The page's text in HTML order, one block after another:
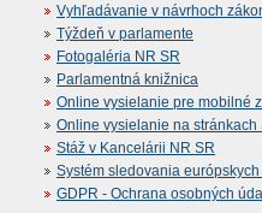
Vyhľadávanie v návrhoch
Týždeň v parlamente
Fotogaléria NR SR
Parlamentná knižnica
Online vysielanie pre mobilné
Online vysielanie na stránkach
Stáž v Kancelárii NR SR
Systém sledovania
GDPR - Ochrana osobných